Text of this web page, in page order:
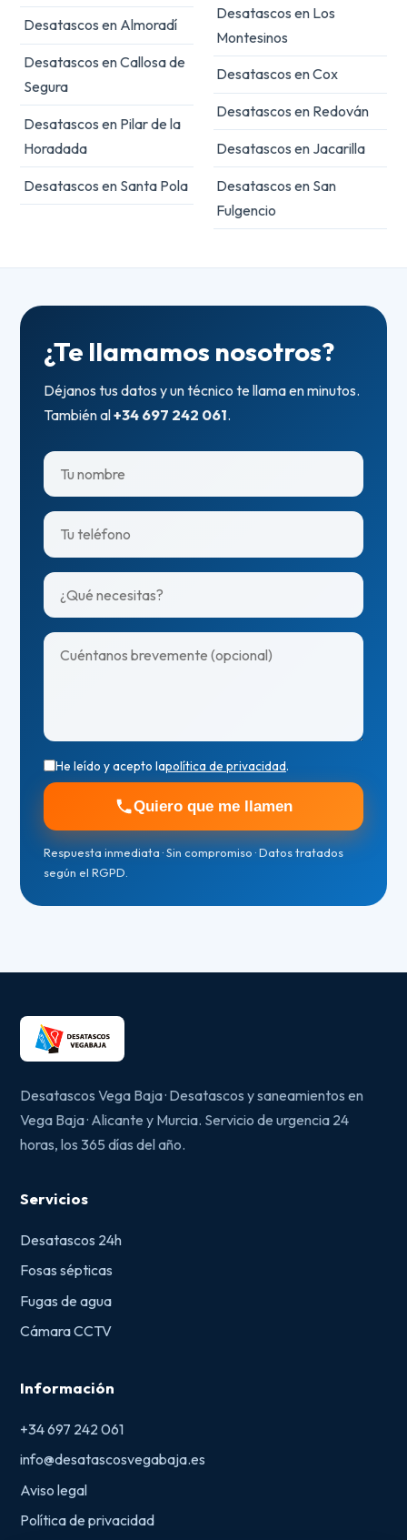
Desatascos en Almoradí
Desatascos en Callosa de
Segura
Desatascos en Pilar de la
Horadada
Desatascos en Santa Pola
Desatascos en Los
Montesinos
Desatascos en Cox
Desatascos en Redován
Desatascos en Jacarilla
Desatascos en San
Fulgencio
¿Te llamamos nosotros?
Déjanos tus datos y un técnico te llama en minutos.
También al+34 697 242 061.
He leído y acepto lapolítica de privacidad.
Quiero que me llamen
Respuesta inmediata · Sin compromiso · Datos tratados
según el RGPD.
Desatascos Vega Baja · Desatascos y saneamientos en
Vega Baja · Alicante y Murcia. Servicio de urgencia 24
horas, los 365 días del año.
Servicios
Desatascos 24h
Fosas sépticas
Fugas de agua
Cámara CCTV
Información
+34 697 242 061
info@desatascosvegabaja.es
Aviso legal
Política de privacidad